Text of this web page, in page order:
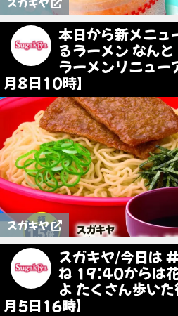
本日から新メニ
るラーメン なん
ラーメンリニュ
月8日10時】
スガキヤ
スガキヤ/今日は
ね 19:40からは
よ たくさん歩い
月5日16時】